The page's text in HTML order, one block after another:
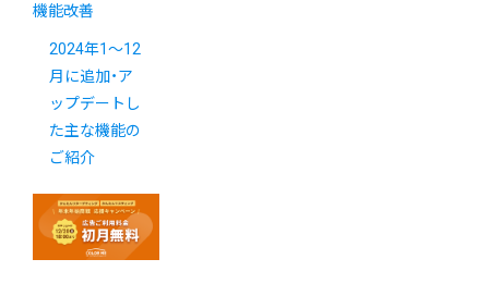
機能改善
2024年1～12
月に追加・ア
ップデートし
た主な機能の
ご紹介